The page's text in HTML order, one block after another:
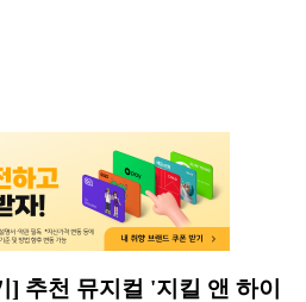
추천 뮤지컬 '지킬 앤 하이